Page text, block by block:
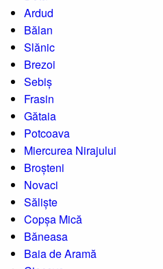
Ardud
Bălan
Slănic
Brezoi
Sebiș
Frasin
Gătaia
Potcoava
Miercurea Nirajului
Broșteni
Novaci
Săliște
Copșa Mică
Băneasa
Baia de Aramă